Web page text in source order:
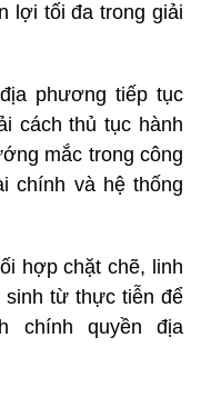
lợi tối đa trong giải
phương tiếp tục
cách thủ tục hành
mắc trong công
chính và hệ thống
hợp chặt chẽ, linh
sinh từ thực tiễn để
chính quyền địa